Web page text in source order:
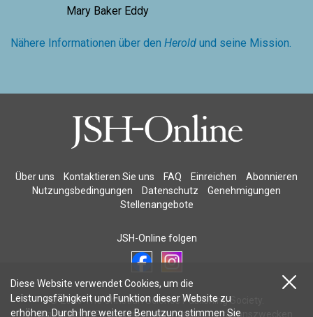
Mary Baker Eddy
Nähere Informationen über den Herold und seine Mission.
Über uns Kontaktieren Sie uns FAQ Einreichen
Abonnieren
Nutzungsbedingungen
Datenschutz
Genehmigungen
Stellenangebote
JSH-Online folgen
© 2026 The Christian Science Publishing Society.
Die abgebildeten Personen dienen nur zu Illustrationszwecken.
Diese Website verwendet Cookies, um die
Leistungsfähigkeit und Funktion dieser Website zu
erhöhen. Durch Ihre weitere Benutzung stimmen Sie